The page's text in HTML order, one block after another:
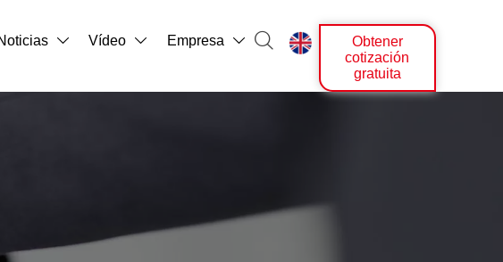
 Vídeo  Empresa   
Obtener
cotización
gratuita